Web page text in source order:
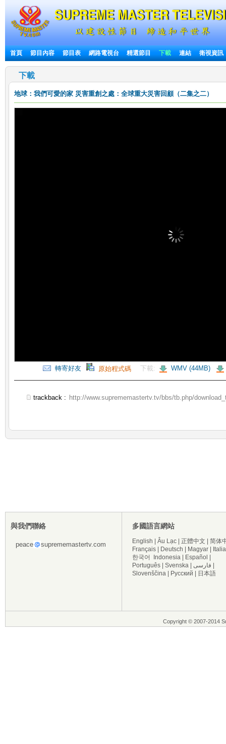
首頁 節目內容 節目表 網路電視台 精選節目 下載 連結 衛視資訊
下載
地球：我們可愛的家 災害重創之處：全球重大災害回顧（二集之二）
轉寄好友 原始程式碼 下載: WMV (44MB)
trackback : http://www.suprememastertv.tv/bbs/tb.php/
與我們聯絡
peace suprememastertv.com
多國語言網站
English Âu Lạc 正體中文
简体
Français
Deutsch Magyar
한국어
Indonesia Español
Português
Svenska فارسی
Slovenščina
Русский 日本語
Copyright © 2007-2014